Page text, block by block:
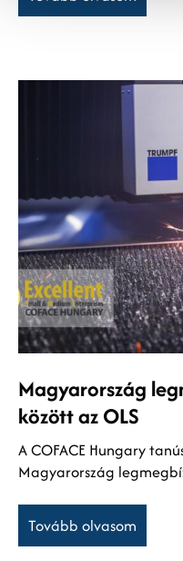
Magyarország
között az OLS
A COFACE Hungary
Magyarország
Tovább olvasom